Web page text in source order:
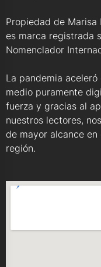
Propiedad de Marisa
es marca registrada
Nomenclador
La pandemia
medio puramente
fuerza y gracias al
nuestros lectores,
de mayor alcance
región.